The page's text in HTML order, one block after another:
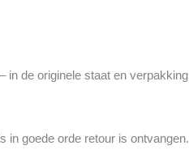
in de originele staat en verpakking
in goede orde retour is ontvangen.